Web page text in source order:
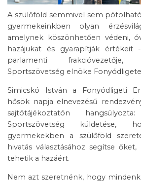
A szülőföld semmivel sem
gyermekeinkben olyan
amelynek köszönhetően védeni,
hazájukat és gyarapítják
parlamenti
Sportszövetség elnöke
Simicskó István a Fonyódligeti
hősök napja elnevezésű
sajtótájékoztatón
Sportszövetség küldetése,
gyermekekben a szülőföld
hivatás választásához segítse
tehetik a hazáért.
Nem azt szeretnénk, hogy